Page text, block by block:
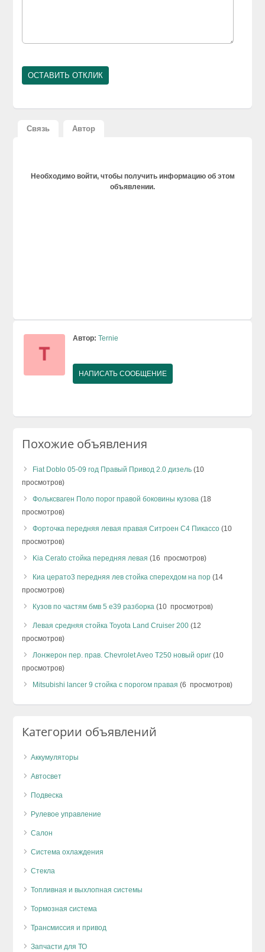
Связь Автор
Необходимо войти, чтобы получить информацию об этом
объявлении.
Автор: Ternie
НАПИСАТЬ СООБЩЕНИЕ
Похожие объявления
Fiat Doblo 05-09 год Правый Привод 2.0 дизель (10
просмотров)
Фольксваген Поло порог правой боковины кузова (18
просмотров)
Форточка передняя левая правая Ситроен С4 Пикассо (10
просмотров)
Kia Cerato стойка передняя левая (16 просмотров)
Киа церато3 передняя лев стойка сперехдом на пор (14
просмотров)
Кузов по частям бмв 5 е39 разборка (10 просмотров)
Левая средняя стойка Toyota Land Cruiser 200 (12
просмотров)
Лонжерон пер. прав. Chevrolet Aveo T250 новый ориг (10
просмотров)
Mitsubishi lancer 9 стойка с порогом правая (6 просмотров)
Категории объявлений
Аккумуляторы
Автосвет
Подвеска
Рулевое управление
Салон
Система охлаждения
Стекла
Топливная и выхлопная системы
Тормозная система
Трансмиссия и привод
Запчасти для ТО